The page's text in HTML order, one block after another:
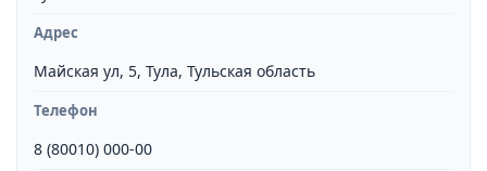
Адрес
Майская ул, 5, Тула, Тульская область
Телефон
8 (80010) 000-00